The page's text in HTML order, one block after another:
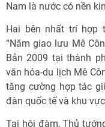
Nam là nước có nền
Hai bên nhất trí hợp
“Năm giao lưu Mê
Bản 2009 tại thành
văn hóa-du lịch Mê
tăng cường hợp tác
đàn quốc tế và khu
Tại hội đàm, Thủ